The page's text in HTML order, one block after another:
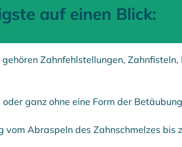
auf einen Blick:
Zahnfehlstellungen, Zahnfisteln,
ganz ohne eine Form der
vom Abraspeln des Zahnschmelzes bis